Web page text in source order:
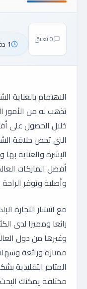
0 تعليق 1 دقيقة قراءة
الاهتمام بالعناية
تذهب له من الأمور
خلال الحصول على
التي تخص حلاقة
البشرة والعناية
أفضل الماركات
وأصلية وتوفر
مع انتشار التجارة
رائعا ومميزا لدى
وغيرها من دول
ممتازة ورائعة
المتاجر التقليدية
مختلفة يمكنك